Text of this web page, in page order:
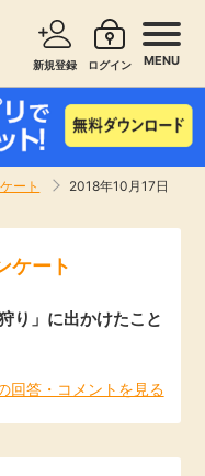
新規登録 ログイン MENU
ート 2018年10月17日
ョッピングで探す
ケート
り」に出かけたこと
回答・コメントを見る